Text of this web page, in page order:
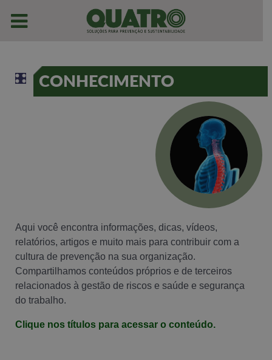
CONHECIMENTO
Aqui você encontra informações, dicas, vídeos,
relatórios, artigos e muito mais para contribuir com a
cultura de prevenção na sua organização.
Compartilhamos conteúdos próprios e de terceiros
relacionados à gestão de riscos e saúde e segurança
do trabalho.
Clique nos títulos para acessar o conteúdo.